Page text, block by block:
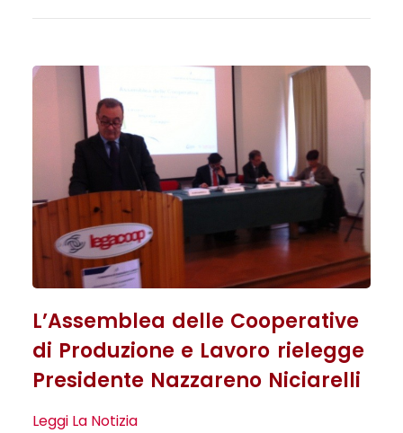
L’Assemblea delle Cooperative
di Produzione e Lavoro rielegge
Presidente Nazzareno Niciarelli
Leggi La Notizia